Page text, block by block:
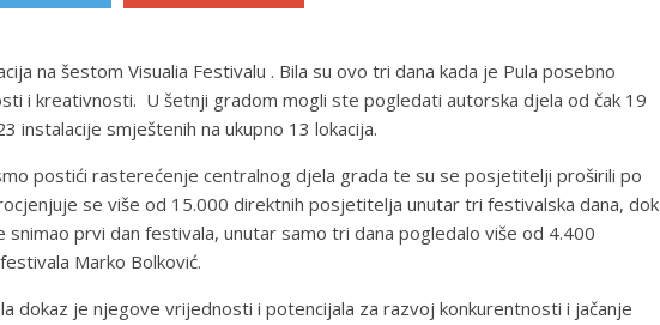
na šestom Visualia Festivalu . Bila su ovo tri dana kada je Pula posebno
i kreativnosti. U šetnji gradom mogli ste pogledati autorska djela od čak 19
instalacije smještenih na ukupno 13 lokacija.
postići rasterećenje centralnog djela grada te su se posjetitelji proširili po
se više od 15.000 direktnih posjetitelja unutar tri festivalska dana, dok
snimao prvi dan festivala, unutar samo tri dana pogledalo više od 4.400
Marko Bolković.
dokaz je njegove vrijednosti i potencijala za razvoj konkurentnosti i jačanje